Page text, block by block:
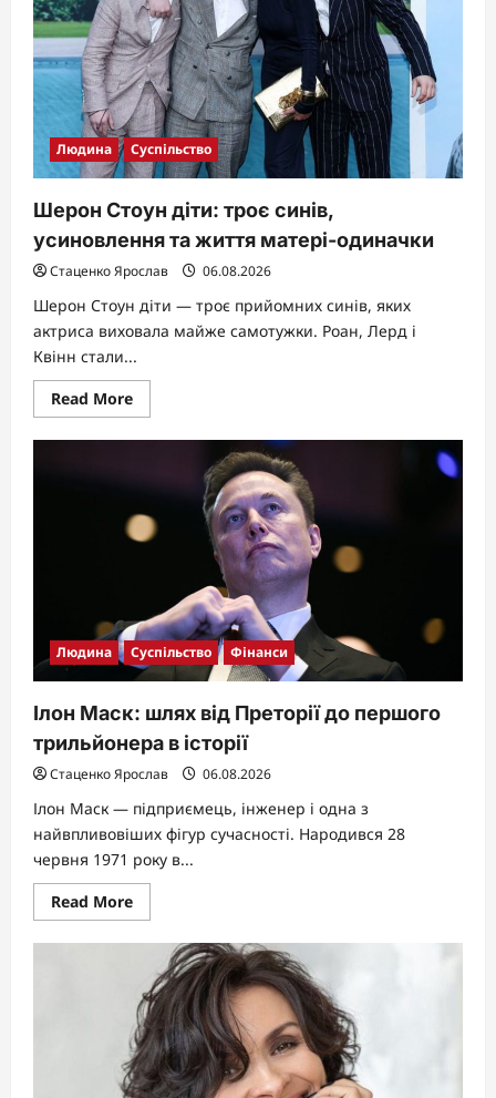
Людина Суспільство
Шерон Стоун діти: троє синів,
усиновлення та життя матері-одиначки
Стаценко Ярослав 06.08.2026
Шерон Стоун діти — троє прийомних синів, яких
актриса виховала майже самотужки. Роан, Лерд і
Квінн стали...
Read MoreRead
more
Шерон
усиновлення
та
одиначки
Людина Суспільство Фінанси
Ілон Маск: шлях від Преторії до першого
трильйонера в історії
Стаценко Ярослав 06.08.2026
Ілон Маск — підприємець, інженер і одна з
найвпливовіших фігур сучасності. Народився 28
червня 1971 року в...
Read MoreRead
more
Ілон
Маск:
шлях
від
Преторії
до
першого
трильйонера
в
історії